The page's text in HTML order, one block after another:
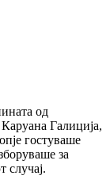
од
Галиција,
гостуваше
за
случај.